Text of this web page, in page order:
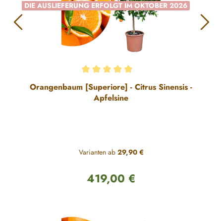
DIE AUSLIEFERUNG ERFOLGT IM OKTOBER 2026
Durchschnittliche Bewertung von 5 von 5 Sternen
Orangenbaum [Superiore] - Citrus Sinensis -
Apfelsine
Varianten ab29,90 €
Regulärer Preis:
419,00 €